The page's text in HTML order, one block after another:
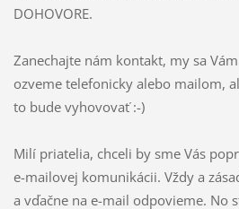
DOHOVORE.
Zanechajte nám kontakt, my sa
ozveme telefonicky alebo mailom,
to bude vyhovovať :-)
Milí priatelia, chceli by sme Vás
e-mailovej komunikácii. Vždy a
a vďačne na e-mail odpovieme. No